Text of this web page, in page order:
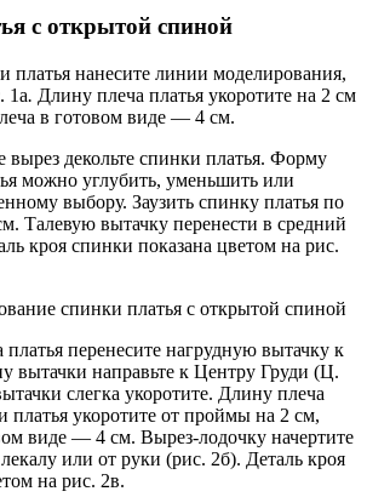
с открытой спиной
платья нанесите линии моделирования,
1а. Длину плеча платья укоротите на 2 см
в готовом виде — 4 см.
вырез декольте спинки платья. Форму
можно углубить, уменьшить или
выбору. Заузить спинку платья по
Талевую вытачку перенести в средний
кроя спинки показана цветом на рис.
спинки платья с открытой спиной
перенесите нагрудную вытачку к
вытачки направьте к Центру Груди (Ц.
слегка укоротите. Длину плеча
платья укоротите от проймы на 2 см,
виде — 4 см. Вырез-лодочку начертите
или от руки (рис. 2б). Деталь кроя
на рис. 2в.